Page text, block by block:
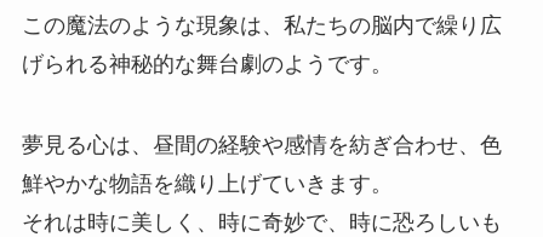
この魔法のような現象は、私たちの脳内で繰り広
げられる神秘的な舞台劇のようです。
夢見る心は、昼間の経験や感情を紡ぎ合わせ、色
鮮やかな物語を織り上げていきます。
それは時に美しく、時に奇妙で、時に恐ろしいも